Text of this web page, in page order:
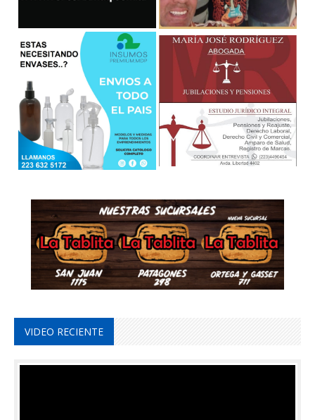
VIDEO RECIENTE